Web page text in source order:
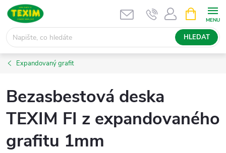
Přejít
obsah
HLEDAT
NÁKUPNÍ
KOŠÍK
Expandovaný grafit
Bezasbestová deska
TEXIM FI z expandovaného
grafitu 1mm